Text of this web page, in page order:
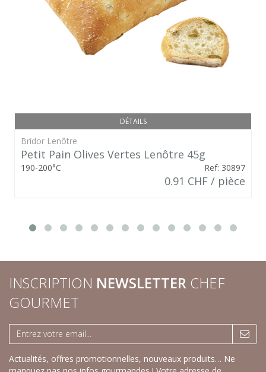
DÉTAILS
Bridor Lenôtre
Petit Pain Olives Vertes Lenôtre 45g
190-200°C Ref: 30897
0.91 CHF / pièce
INSCRIPTION NEWSLETTER CHEF
GOURMET
Actualités, offres promotionnelles, nouveaux produits… Ne